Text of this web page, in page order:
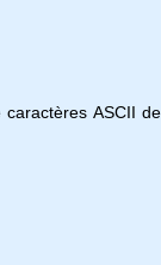
ASCII de